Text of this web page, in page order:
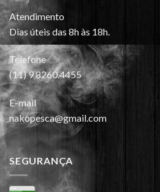
Atendimento
Dias úteis das 8h às 18h.
Telefone
(11) 9 8260.4455
E-mail
nakopesca@gmail.com
SEGURANÇA